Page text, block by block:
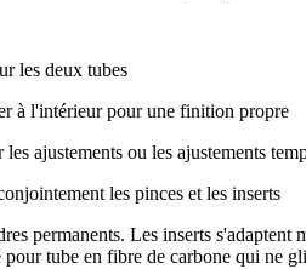
les deux tubes
à l'intérieur pour une finition propre
ajustements ou les ajustements
les pinces et les inserts
permanents. Les inserts
tube en fibre de carbone qui ne